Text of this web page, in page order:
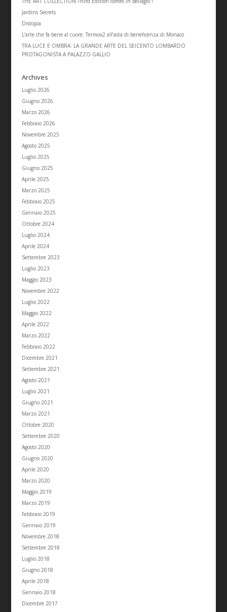
Jardins Secrets
Distopia
L’arte che fa bene al cuore: Termox2 all’asta di beneficenza di Monaco
TRA LUCE E OMBRA: LA GRANDE ARTE DEL SEICENTO LOMBARDO
PROTAGONISTA A PALAZZO GALLIO
Archives
Luglio 2026
Giugno 2026
Marzo 2026
Febbraio 2026
Novembre 2025
Agosto 2025
Luglio 2025
Giugno 2025
Aprile 2025
Marzo 2025
Febbraio 2025
Gennaio 2025
Ottobre 2024
Luglio 2024
Aprile 2024
Settembre 2023
Luglio 2023
Maggio 2023
Novembre 2022
Luglio 2022
Maggio 2022
Aprile 2022
Marzo 2022
Febbraio 2022
Dicembre 2021
Settembre 2021
Agosto 2021
Luglio 2021
Giugno 2021
Marzo 2021
Ottobre 2020
Settembre 2020
Agosto 2020
Giugno 2020
Aprile 2020
Marzo 2020
Maggio 2019
Marzo 2019
Febbraio 2019
Gennaio 2019
Novembre 2018
Settembre 2018
Luglio 2018
Giugno 2018
Aprile 2018
Gennaio 2018
Dicembre 2017